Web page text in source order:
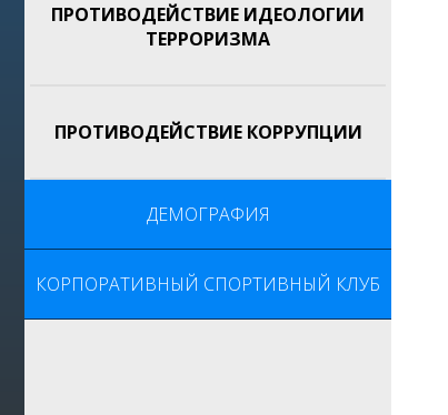
ПРОТИВОДЕЙСТВИЕ ИДЕОЛОГИИ
ТЕРРОРИЗМА
ПРОТИВОДЕЙСТВИЕ КОРРУПЦИИ
ДЕМОГРАФИЯ
КОРПОРАТИВНЫЙ СПОРТИВНЫЙ КЛУБ